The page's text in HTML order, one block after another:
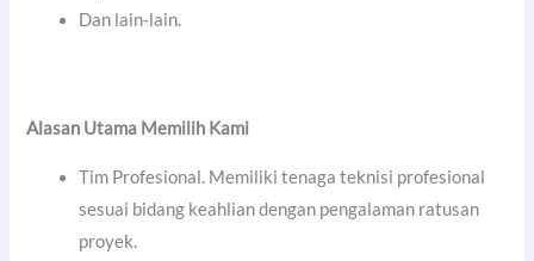
Dan lain-lain.
Alasan Utama Memilih Kami
Tim Profesional. Memiliki tenaga teknisi profesional
sesuai bidang keahlian dengan pengalaman ratusan
proyek.